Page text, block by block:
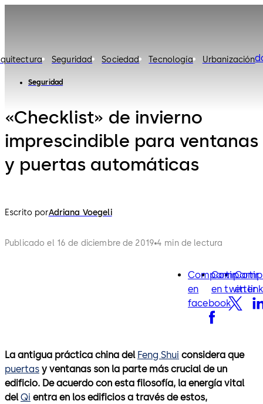
Seguridad Sociedad Tecnología Urbanización
Seguridad
«Checklist» de invierno
imprescindible para ventanas
y puertas automáticas
Escrito porAdriana Voegeli
Publicado el 16 de diciembre de 2019 4 min de lectura
Compartir
en
facebook
facebook
Compartir
en twitter
twitter
en
La antigua práctica china del Feng Shui considera que
puertas y ventanas son la parte más crucial de un
edificio. De acuerdo con esta filosofía, la energía vital
delQi entra en los edificios a través de estos,